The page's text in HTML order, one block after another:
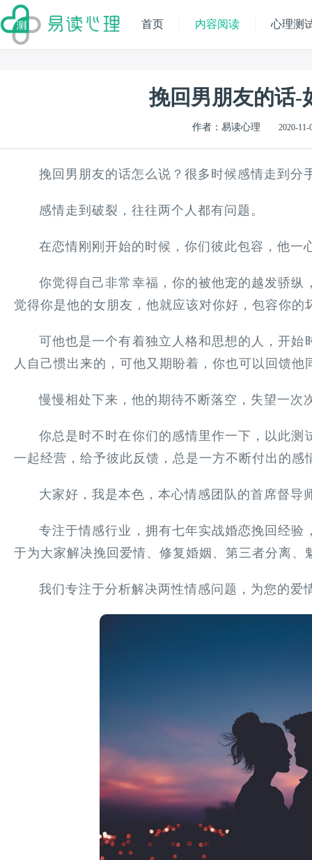
首页 内容阅读 心理测
挽回男朋友的话-
作者：易读心理 2020-11-
挽回男朋友的话怎么说？很多时候感情走到分
感情走到破裂，往往两个人都有问题。
在恋情刚刚开始的时候，你们彼此包容，他一
你觉得自己非常幸福，你的被他宠的越发骄
觉得你是他的女朋友，他就应该对你好，包容你的
可他也是一个有着独立人格和思想的人，开
人自己惯出来的，可他又期盼着，你也可以回馈他
慢慢相处下来，他的期待不断落空，失望一次
你总是时不时在你们的感情里作一下，以此
一起经营，给予彼此反馈，总是一方不断付出的感
大家好，我是本色，本心情感团队的首席督导
专注于情感行业，拥有七年实战婚恋挽回经
于为大家解决挽回爱情、修复婚姻、第三者分离、
我们专注于分析解决两性情感问题，为您的爱